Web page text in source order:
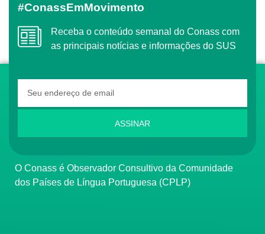
#ConassEmMovimento
Receba o conteúdo semanal do Conass com
as principais notícias e informações do SUS
ASSINAR
O Conass é Observador Consultivo da Comunidade
dos Países de Língua Portuguesa (CPLP)